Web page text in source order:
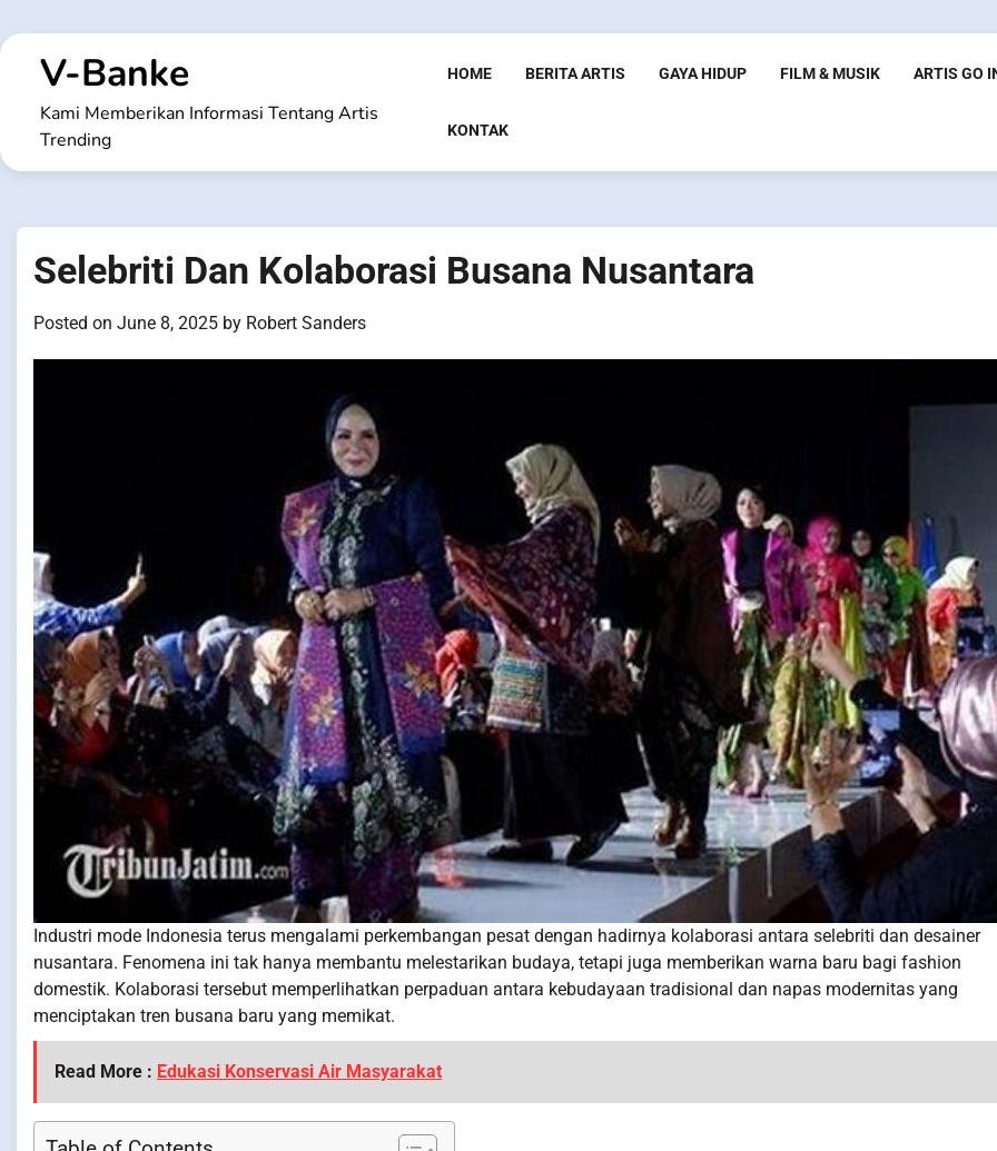
to
contentV-Banke
Kami Memberikan Informasi Tentang Artis
Trending
HOME BERITA ARTIS GAYA HIDUP FILM & MUSIK ARTIS GO
KONTAK
Selebriti Dan Kolaborasi Busana Nusantara
Posted on June 8, 2025 by Robert Sanders
Industri mode Indonesia terus mengalami perkembangan pesat dengan hadirnya kolaborasi antara selebriti dan desainer
nusantara. Fenomena ini tak hanya membantu melestarikan budaya, tetapi juga memberikan warna baru bagi fashion
domestik. Kolaborasi tersebut memperlihatkan perpaduan antara kebudayaan tradisional dan napas modernitas yang
menciptakan tren busana baru yang memikat.
Read More : Edukasi Konservasi Air Masyarakat